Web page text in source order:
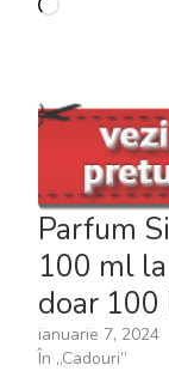
Încarc...
Parfum
100 ml la
doar 100
ianuarie 7, 2024
În „Cadouri”